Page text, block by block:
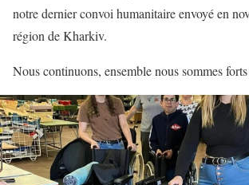
notre dernier convoi humanitaire envoyé en
région de Kharkiv.
Nous continuons, ensemble nous sommes